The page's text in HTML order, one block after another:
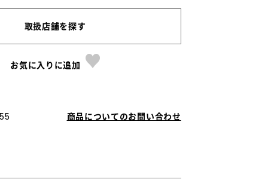
取扱店舗を探す
お気に入りに追加
商品についてのお問い合わせ